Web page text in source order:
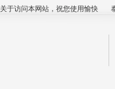
关于访问本网站，祝您使用愉快